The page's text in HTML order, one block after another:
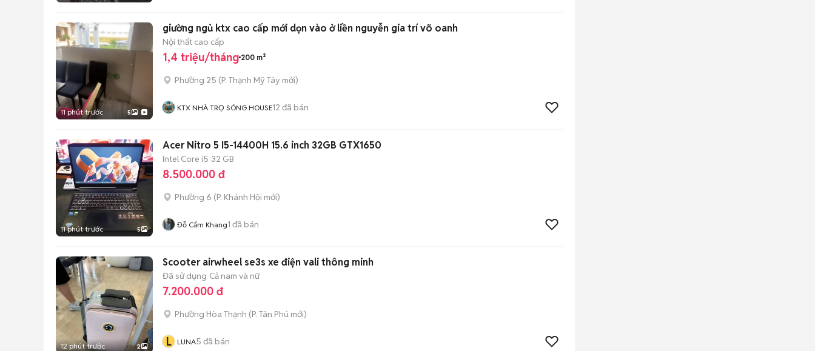
11 phút trước 5
giường ngủ ktx cao cấp mới dọn vào ở liền nguyễn gia trí võ oanh
Nội thất cao cấp
1,4 triệu/tháng 200 m²
Phường 25 (P. Thạnh Mỹ Tây mới)
KTX NHÀ TRỌ SÓNG HOUSE12 đã bán
11 phút trước 5
Acer Nitro 5 I5-14400H 15.6 inch 32GB GTX1650
Intel Core i5 32 GB
8.500.000 đ
Phường 6 (P. Khánh Hội mới)
Đỗ Cẩm Khang1 đã bán
12 phút trước 2
Scooter airwheel se3s xe điện vali thông minh
Đã sử dụng Cả nam và nữ
7.200.000 đ
Phường Hòa Thạnh (P. Tân Phú mới)
L LUNA5 đã bán